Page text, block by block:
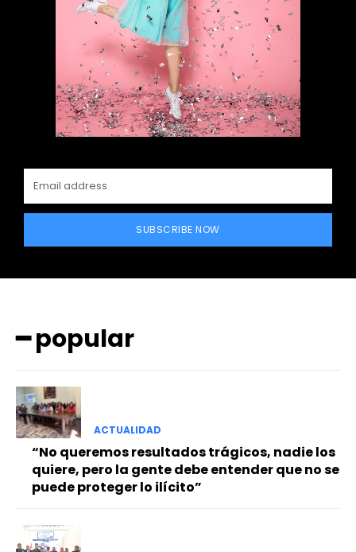
━ Planes
SUBSCRIBE NOW
━ popular
ACTUALIDAD
“No queremos resultados trágicos, nadie los
quiere, pero la gente debe entender que no se
puede proteger lo ilícito”